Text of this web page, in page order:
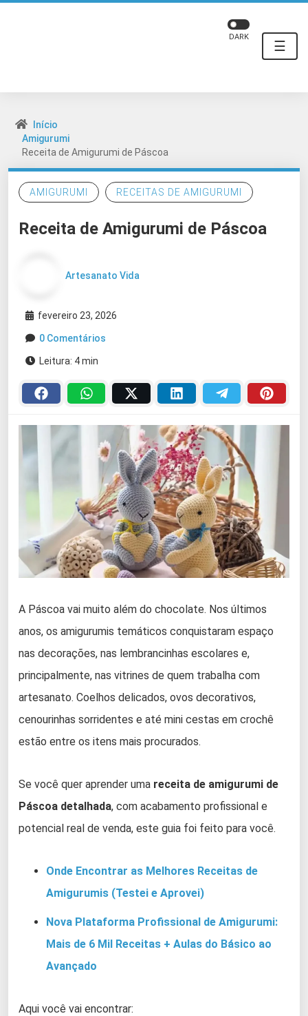
☰
DARK
Início
Amigurumi
Receita de Amigurumi de Páscoa
AMIGURUMI RECEITAS DE AMIGURUMI
Receita de Amigurumi de Páscoa
Artesanato Vida
fevereiro 23, 2026
0 Comentários
Leitura: 4 min
A Páscoa vai muito além do chocolate. Nos últimos
anos, os amigurumis temáticos conquistaram espaço
nas decorações, nas lembrancinhas escolares e,
principalmente, nas vitrines de quem trabalha com
artesanato. Coelhos delicados, ovos decorativos,
cenourinhas sorridentes e até mini cestas em crochê
estão entre os itens mais procurados.
Se você quer aprender uma receita de amigurumi de
Páscoa detalhada, com acabamento profissional e
potencial real de venda, este guia foi feito para você.
Onde Encontrar as Melhores Receitas de
Amigurumis (Testei e Aprovei)
Nova Plataforma Profissional de Amigurumi:
Mais de 6 Mil Receitas + Aulas do Básico ao
Avançado
Aqui você vai encontrar: